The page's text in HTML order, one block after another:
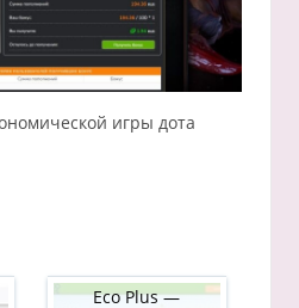
игры дота
Eco Plus —